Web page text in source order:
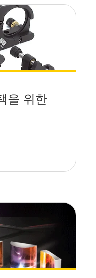
을 위한